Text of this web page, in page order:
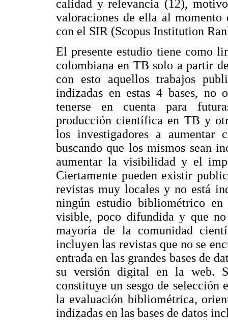
calidad y relevancia (12),
valoraciones de ella al
con el SIR (Scopus Institution
El presente estudio tiene como
colombiana en TB solo a partir
con esto aquellos trabajos
indizadas en estas 4 bases, no
tenerse en cuenta para
producción científica en TB y
los investigadores a aumentar
buscando que los mismos sean
aumentar la visibilidad y el
Ciertamente pueden existir
revistas muy locales y no está
ningún estudio bibliométrico
visible, poco difundida y que
mayoría de la comunidad
incluyen las revistas que no se
entrada en las grandes bases de
su versión digital en la web.
constituye un sesgo de
la evaluación bibliométrica,
indizadas en las bases de datos